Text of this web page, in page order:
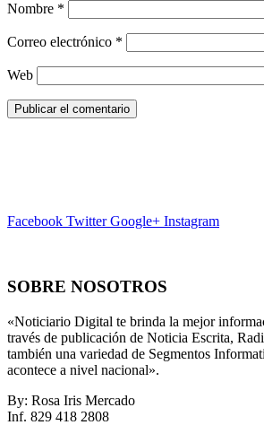
Nombre *
Correo electrónico *
Web
Facebook Twitter Google+ Instagram
SOBRE NOSOTROS
«Noticiario Digital te brinda la mejor
través de publicación de Noticia Escrita,
también una variedad de Segmentos
acontece a nivel nacional».
By: Rosa Iris Mercado
Inf. 829 418 2808